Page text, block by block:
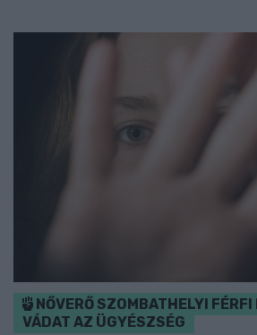
NŐVERŐ SZOMBATHELYI FÉRFI
VÁDAT AZ ÜGYÉSZSÉG